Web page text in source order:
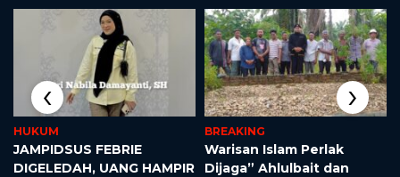
HUKUM
JAMPIDSUS FEBRIE
DIGELEDAH, UANG HAMPIR
BREAKING
Warisan Islam Perlak
Dijaga” Ahlulbait dan
‹ ›